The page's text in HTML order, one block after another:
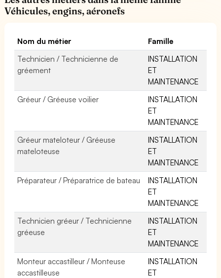
Véhicules, engins, aéronefs
Nom du métier
Famille
Technicien / Technicienne de
gréement
INSTALLATION
ET
MAINTENANCE
Gréeur / Gréeuse voilier
INSTALLATION
ET
MAINTENANCE
Gréeur mateloteur / Gréeuse
mateloteuse
INSTALLATION
ET
MAINTENANCE
Préparateur / Préparatrice de bateau
INSTALLATION
ET
MAINTENANCE
Technicien gréeur / Technicienne
gréeuse
INSTALLATION
ET
MAINTENANCE
Monteur accastilleur / Monteuse
accastilleuse
INSTALLATION
ET